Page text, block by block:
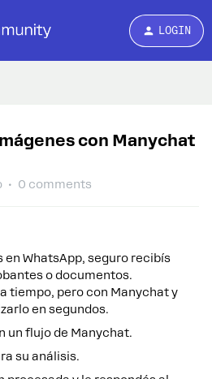
LOGIN
con Manychat
0 comments
en WhatsApp, seguro recibís
o documentos.
tiempo, pero con Manychat y
en segundos.
un flujo de Manychat.
su análisis.